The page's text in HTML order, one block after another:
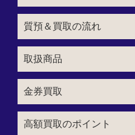
質預＆買取の流れ
取扱商品
金券買取
高額買取のポイント